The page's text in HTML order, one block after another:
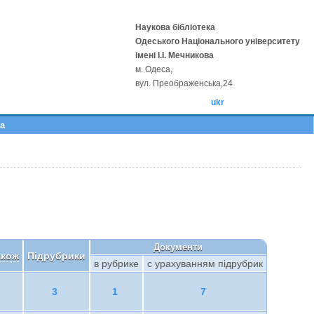
Наукова бібліотека
Одеського Національного університету
імені І.І. Мечникова
м. Одеса,
вул. Преображенська,24
ukr
Підрубрики
Документи
в рубрике с урахуванням підрубрик
3 1 7